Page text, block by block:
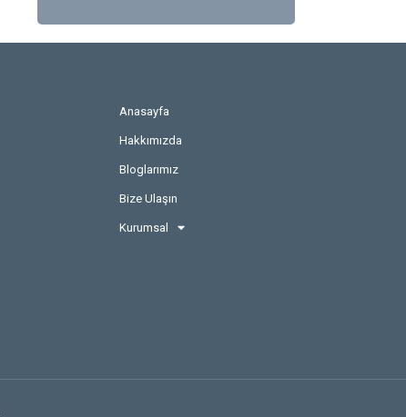
Anasayfa
Hakkımızda
Bloglarımız
Bize Ulaşın
Kurumsal